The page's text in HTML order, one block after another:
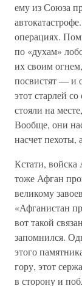
ему из Союза
операциях.
по «духам»
их своим
посвистят — и
этот старлей
стояли на
Вообще, они
насчет пехоты,
Кстати, войска
тоже Афган
великому
«Афганистан
вот такой
запомнился.
этого
гору, этот
в сторону и